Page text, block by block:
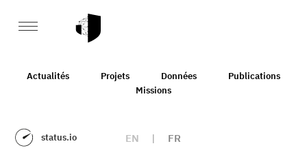
Actualités Projets Données
Publications
Missions
status.io EN | FR